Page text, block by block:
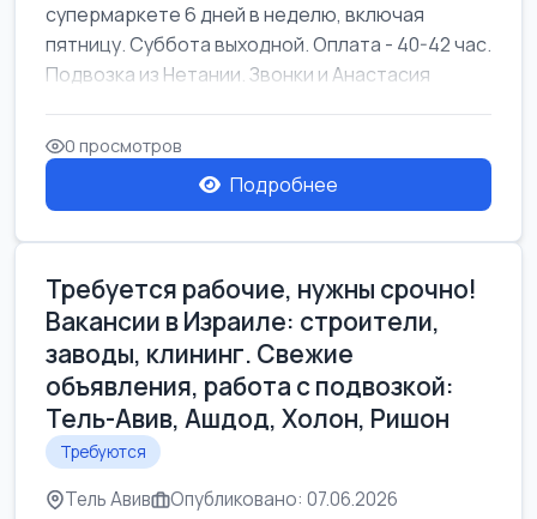
супермаркете 6 дней в неделю, включая
пятницу. Суббота выходной. Оплата - 40-42 час.
Подвозка из Нетании. Звонки и Анастасия
0 просмотров
Подробнее
Требуется рабочие, нужны срочно!
Вакансии в Израиле: строители,
заводы, клининг. Свежие
объявления, работа с подвозкой:
Тель-Авив, Ашдод, Холон, Ришон
Требуются
Тель Авив Опубликовано: 07.06.2026